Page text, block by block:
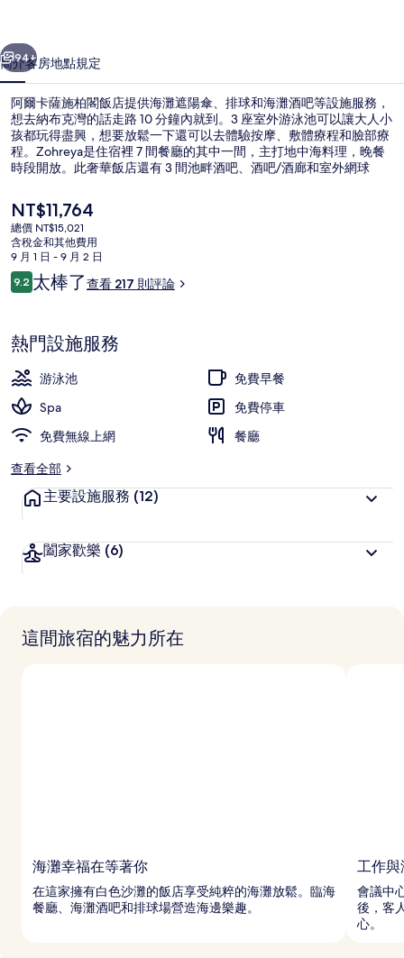
飯
店
的
相
片
集
個 下一個
94+
簡介客房地點規定
阿爾卡薩施柏閣飯店提供海灘遮陽傘、排球和海灘酒吧等設施服務，
想去納布克灣的話走路 10 分鐘內就到。3 座室外游泳池可以讓大人小
孩都玩得盡興，想要放鬆一下還可以去體驗按摩、敷體療程和臉部療
程。Zohreya是住宿裡 7 間餐廳的其中一間，主打地中海料理，晚餐
時段開放。此奢華飯店還有 3 間池畔酒吧、酒吧/酒廊和室外網球
目
前
的
價
格
是
NT$11,764
總價 NT$15,021
含稅金和其他費用
9 月 1 日 - 9 月 2 日
評
論
9.29.2 分，滿分 10 分，
太棒了查看 217 則評論
熱門設施服務
游泳池
免費早餐
Spa
免費停車
免費無線上網
餐廳
查看全部
主要設施服務 (12)
闔家歡樂 (6)
這間旅宿的魅力所在
海灘幸福在等著你
在這家擁有白色沙灘的飯店享受純粹的海灘放鬆。臨海
餐廳、海灘酒吧和排球場營造海邊樂趣。
工作
會議中
後，客
心。